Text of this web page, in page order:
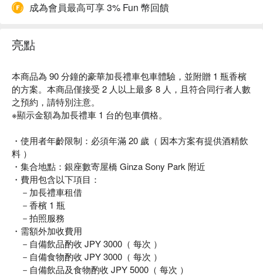
成為會員最高可享 3% Fun 幣回饋
亮點
本商品為 90 分鐘的豪華加長禮車包車體驗，並附贈 1 瓶香檳
的方案。本商品僅接受 2 人以上最多 8 人，且符合同行者人數
之預約，請特別注意。
※顯示金額為加長禮車 1 台的包車價格。
・使用者年齡限制：必須年滿 20 歲（ 因本方案有提供酒精飲
料 ）
・集合地點：銀座數寄屋橋 Ginza Sony Park 附近
・費用包含以下項目：
－加長禮車租借
－香檳 1 瓶
－拍照服務
・需額外加收費用
－自備飲品酌收 JPY 3000（ 每次 ）
－自備食物酌收 JPY 3000（ 每次 ）
－自備飲品及食物酌收 JPY 5000（ 每次 ）